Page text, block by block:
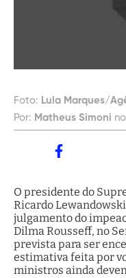
Foto: Lula Marques/
Por: Matheus Simoni
O presidente do
Ricardo
julgamento do
Dilma Rousseff, no
prevista para ser
estimativa feita por
ministros ainda